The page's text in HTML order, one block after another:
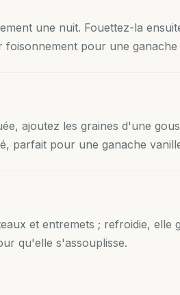
une nuit. Fouettez-la
pour une ganache
ajoutez les graines d'une
parfait pour une ganache
et entremets ; refroidie, elle
qu'elle s'assouplisse.